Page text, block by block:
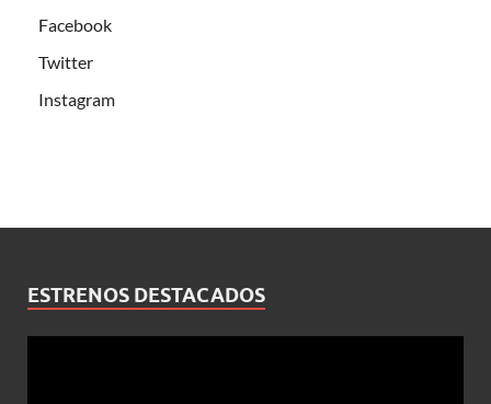
Facebook
Twitter
Instagram
ESTRENOS DESTACADOS